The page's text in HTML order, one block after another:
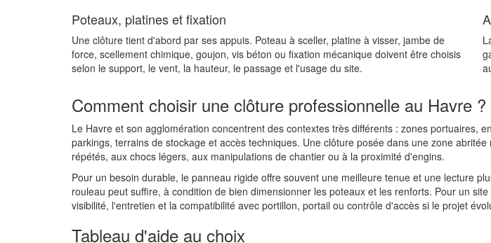
Poteaux, platines et fixation
Une clôture tient d'abord par ses appuis. Poteau à sceller, platine à visser, jambe de
force, scellement chimique, goujon, vis béton ou fixation mécanique doivent être choisis
selon le support, le vent, la hauteur, le passage et l'usage du site.
Comment choisir une clôture professionnelle au Havre ?
Le Havre et son agglomération concentrent des contextes très différents : zones portuaires,
parkings, terrains de stockage et accès techniques. Une clôture posée dans une zone
répétés, aux chocs légers, aux manipulations de chantier ou à la proximité d'engins.
Pour un besoin durable, le panneau rigide offre souvent une meilleure tenue et une lecture
rouleau peut suffire, à condition de bien dimensionner les poteaux et les renforts. Pour un
visibilité, l'entretien et la compatibilité avec portillon, portail ou contrôle d'accès si le projet
Tableau d'aide au choix